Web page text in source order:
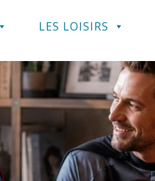
LES LOISIRS